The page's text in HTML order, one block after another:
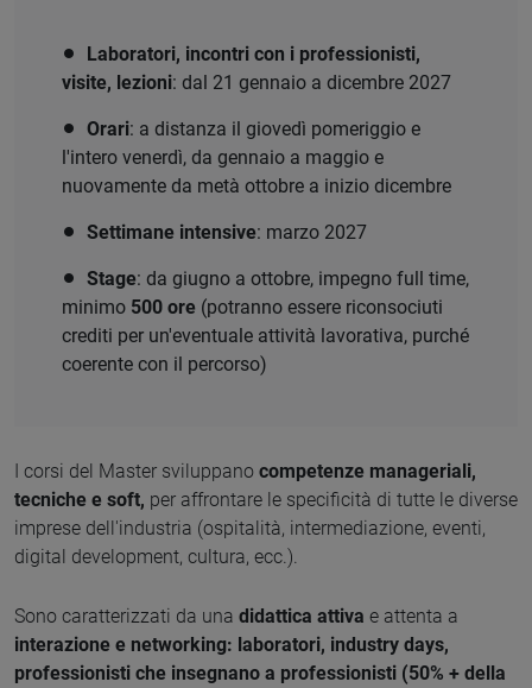
Laboratori, incontri con i professionisti,
visite, lezioni: dal 21 gennaio a dicembre 2027
Orari: a distanza il giovedì pomeriggio e
l'intero venerdì, da gennaio a maggio e
nuovamente da metà ottobre a inizio dicembre
Settimane intensive: marzo 2027
Stage: da giugno a ottobre, impegno full time,
minimo 500 ore (potranno essere riconsociuti
crediti per un'eventuale attività lavorativa, purché
coerente con il percorso)
I corsi del Master sviluppano competenze manageriali,
tecniche e soft, per affrontare le specificità di tutte le diverse
imprese dell'industria (ospitalità, intermediazione, eventi,
digital development, cultura, ecc.).
Sono caratterizzati da una didattica attiva e attenta a
interazione e networking: laboratori, industry days,
professionisti che insegnano a professionisti (50% + della